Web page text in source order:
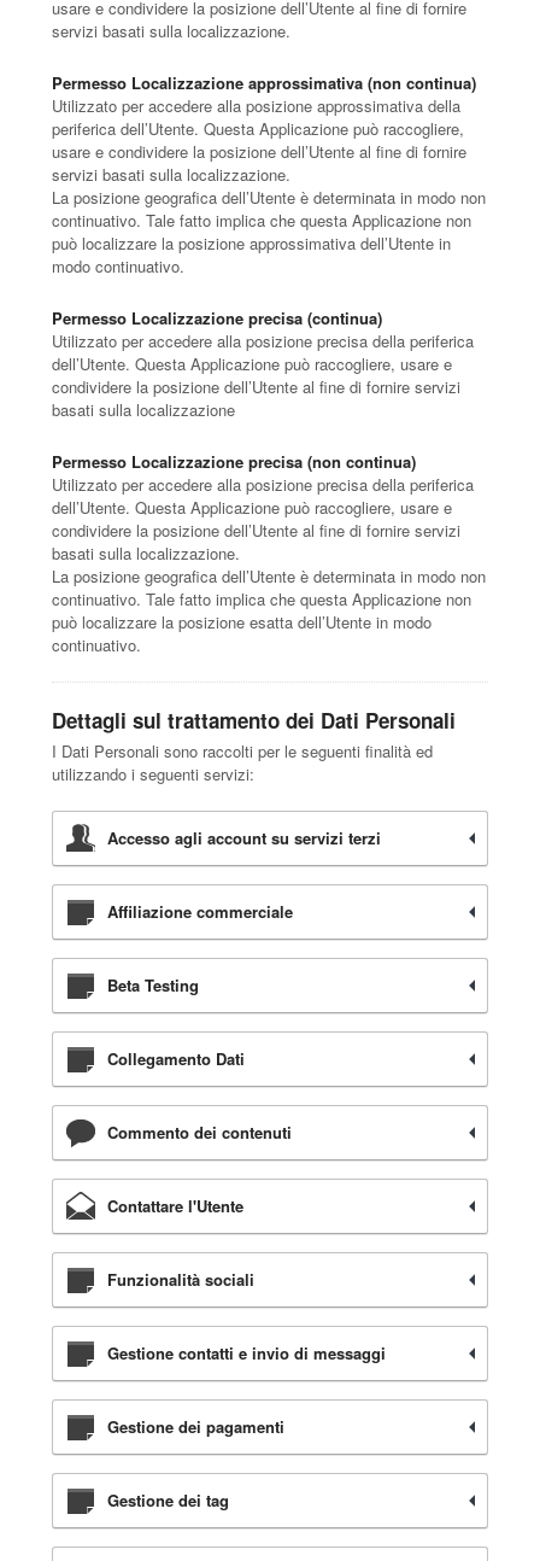
usare e condividere la posizione dell’Utente al fine di fornire
servizi basati sulla localizzazione.
Permesso Localizzazione approssimativa (non continua)
Utilizzato per accedere alla posizione approssimativa della
periferica dell’Utente. Questa Applicazione può raccogliere,
usare e condividere la posizione dell’Utente al fine di fornire
servizi basati sulla localizzazione.
La posizione geografica dell’Utente è determinata in modo non
continuativo. Tale fatto implica che questa Applicazione non
può localizzare la posizione approssimativa dell’Utente in
modo continuativo.
Permesso Localizzazione precisa (continua)
Utilizzato per accedere alla posizione precisa della periferica
dell’Utente. Questa Applicazione può raccogliere, usare e
condividere la posizione dell’Utente al fine di fornire servizi
basati sulla localizzazione
Permesso Localizzazione precisa (non continua)
Utilizzato per accedere alla posizione precisa della periferica
dell’Utente. Questa Applicazione può raccogliere, usare e
condividere la posizione dell’Utente al fine di fornire servizi
basati sulla localizzazione.
La posizione geografica dell’Utente è determinata in modo non
continuativo. Tale fatto implica che questa Applicazione non
può localizzare la posizione esatta dell’Utente in modo
continuativo.
Dettagli sul trattamento dei Dati Personali
I Dati Personali sono raccolti per le seguenti finalità ed
utilizzando i seguenti servizi:
Accesso agli account su servizi terzi
Affiliazione commerciale
Beta Testing
Collegamento Dati
Commento dei contenuti
Contattare l'Utente
Funzionalità sociali
Gestione contatti e invio di messaggi
Gestione dei pagamenti
Gestione dei tag